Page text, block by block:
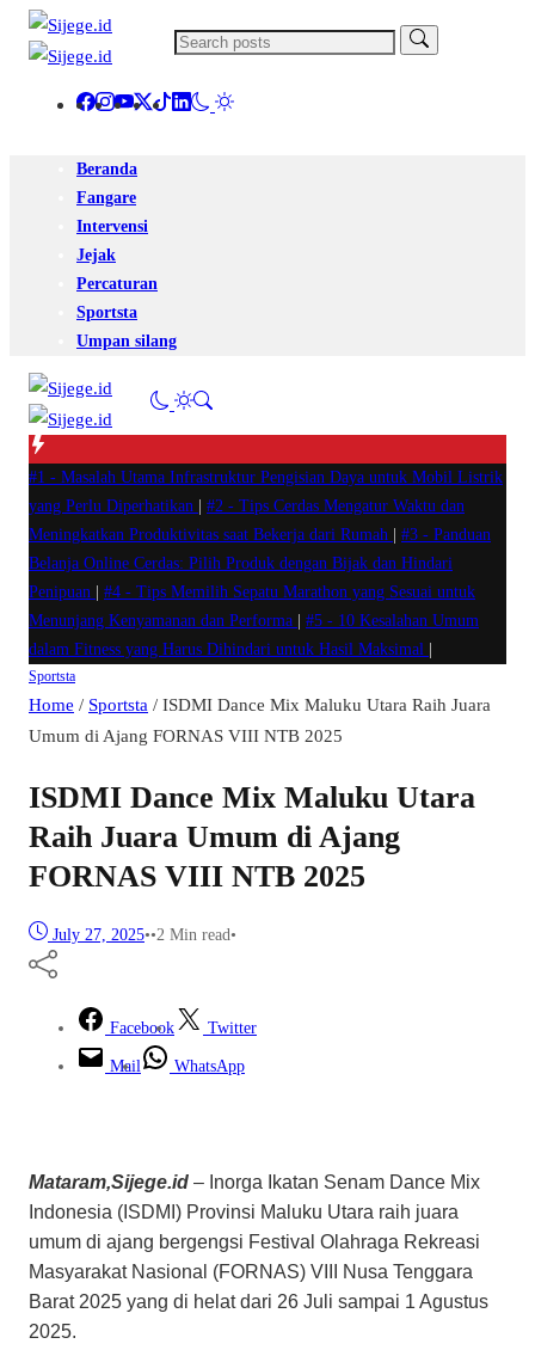
Beranda
Fangare
Intervensi
Jejak
Percaturan
Sportsta
Umpan silang
#1 - Masalah Utama Infrastruktur Pengisian Daya untuk Mobil Listrik
yang Perlu Diperhatikan
#2 - Tips Cerdas Mengatur Waktu dan
Meningkatkan Produktivitas saat Bekerja dari Rumah
#3 - Panduan
Belanja Online Cerdas: Pilih Produk dengan Bijak dan Hindari
Penipuan
#4 - Tips Memilih Sepatu Marathon yang Sesuai untuk
Menunjang Kenyamanan dan Performa
#5 - 10 Kesalahan Umum
dalam Fitness yang Harus Dihindari untuk Hasil Maksimal
Sportsta
Home / Sportsta / ISDMI Dance Mix Maluku Utara Raih Juara
Umum di Ajang FORNAS VIII NTB 2025
ISDMI Dance Mix Maluku Utara
Raih Juara Umum di Ajang
FORNAS VIII NTB 2025
July 27, 2025••2 Min read•
Facebook Twitter
Mail WhatsApp
Mataram,Sijege.id – Inorga Ikatan Senam Dance Mix
Indonesia (ISDMI) Provinsi Maluku Utara raih juara
umum di ajang bergengsi Festival Olahraga Rekreasi
Masyarakat Nasional (FORNAS) VIII Nusa Tenggara
Barat 2025 yang di helat dari 26 Juli sampai 1 Agustus
2025.